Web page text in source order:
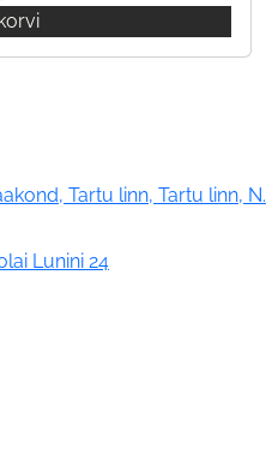
Tartu linn, Tartu linn, N.
Lunini 24